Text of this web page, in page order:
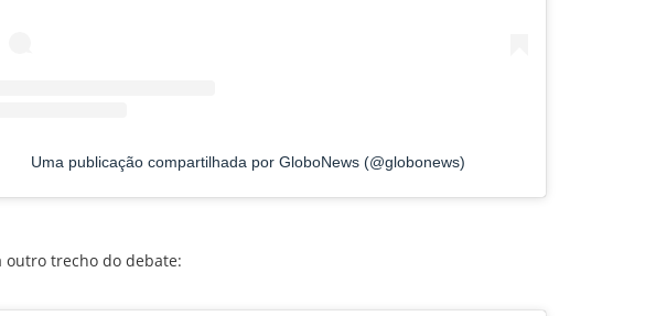
Uma publicação compartilhada por GloboNews (@globonews)
outro trecho do debate: